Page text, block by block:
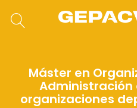
Máster en
organizaciones